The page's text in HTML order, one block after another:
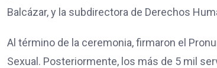
Balcázar, y la subdirectora de Derechos
Al término de la ceremonia, firmaron el
Sexual. Posteriormente, los más de 5 mil